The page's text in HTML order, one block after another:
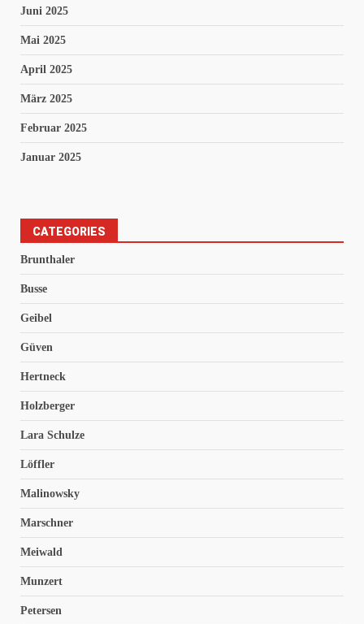
Juni 2025
Mai 2025
April 2025
März 2025
Februar 2025
Januar 2025
CATEGORIES
Brunthaler
Busse
Geibel
Güven
Hertneck
Holzberger
Lara Schulze
Löffler
Malinowsky
Marschner
Meiwald
Munzert
Petersen